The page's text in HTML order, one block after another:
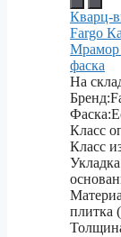
Кварц-
Fargo
Мрамор
фаска
На
Бренд:
Фаска:
Класс
Класс
плитка